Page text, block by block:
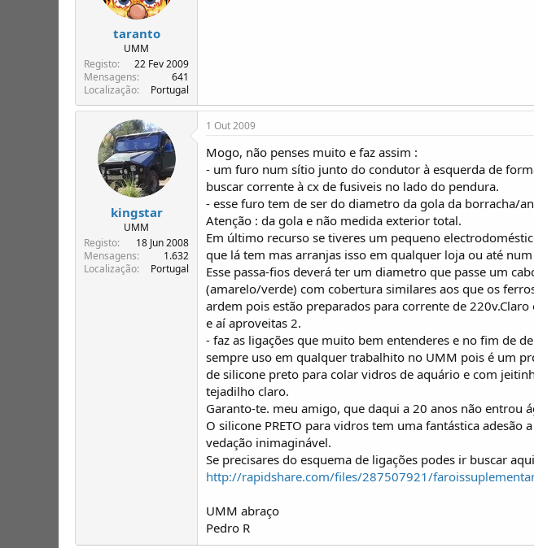
taranto
UMM
Registo
22 Fev 2009
Mensagens
641
Localização
Portugal
kingstar
UMM
Registo
18 Jun 2008
Mensagens
1.632
Localização
Portugal
1 Out 2009
Mogo, não penses muito e faz assim :
- um furo num sítio junto do condutor à esquerda de
buscar corrente à cx de fusiveis no lado do pendura.
- esse furo tem de ser do diametro da gola da borracha/
Atenção : da gola e não medida exterior total.
Em último recurso se tiveres um pequeno
que lá tem mas arranjas isso em qualquer loja ou até
Esse passa-fios deverá ter um diametro que passe um
(amarelo/verde) com cobertura similares aos que os
ardem pois estão preparados para corrente de
e aí aproveitas 2.
- faz as ligações que muito bem entenderes e no fim de
sempre uso em qualquer trabalhito no UMM pois é um
de silicone preto para colar vidros de aquário e com
tejadilho claro.
Garanto-te. meu amigo, que daqui a 20 anos não entrou
O silicone PRETO para vidros tem uma fantástica
vedação inimaginável.
Se precisares do esquema de ligações podes ir buscar
http://rapidshare.com/files/287507921/
UMM abraço
Pedro R